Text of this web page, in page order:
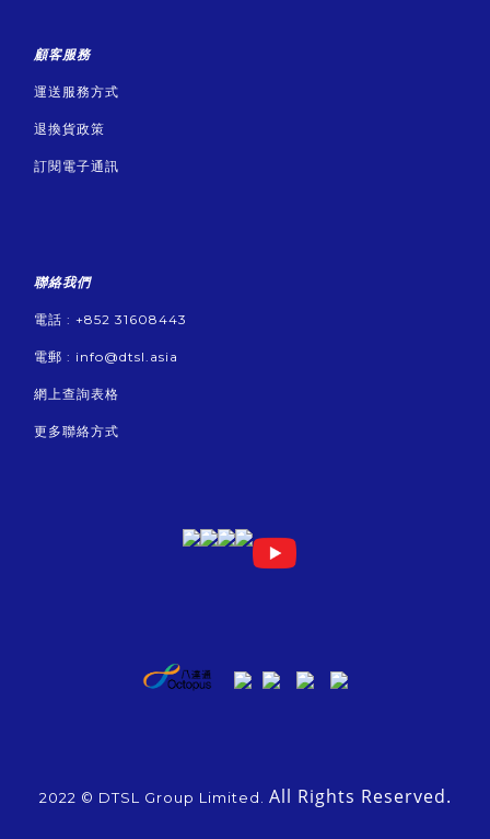
顧客服務
運送服務方式
退換貨政策
訂閱電子通訊
聯絡我們
電話 : +852 31608443
電郵 : info@dtsl.asia
網上查詢表格
更多聯絡方式
2022 © DTSL Group Limited. All Rights Reserved.